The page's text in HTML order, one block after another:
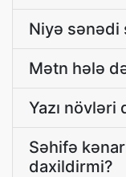
Niyə sənədi
Mətn hələ
Yazı
Səhifə
daxildirmi?